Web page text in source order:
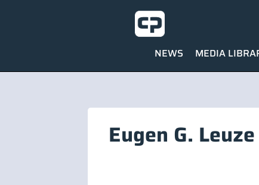
NEWS MEDIA
Eugen G.